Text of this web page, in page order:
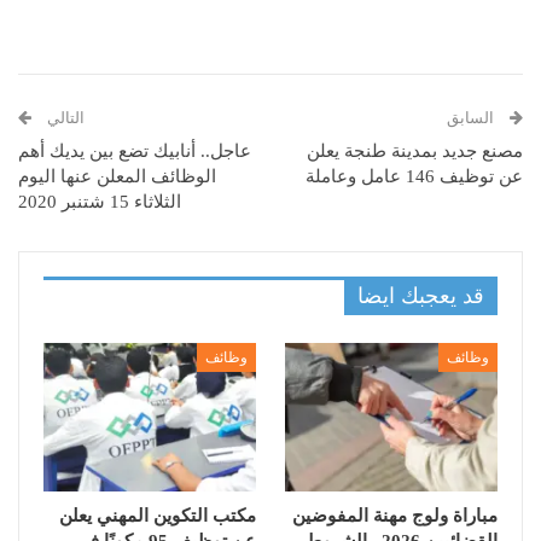
السابق
مصنع جديد بمدينة طنجة يعلن
عن توظيف 146 عامل وعاملة
التالي
عاجل.. أنابيك تضع بين يديك أهم
الوظائف المعلن عنها اليوم
الثلاثاء 15 شتنبر 2020
قد يعجبك ايضا
وظائف
مباراة ولوج مهنة المفوضين
وظائف
مكتب التكوين المهني يعلن